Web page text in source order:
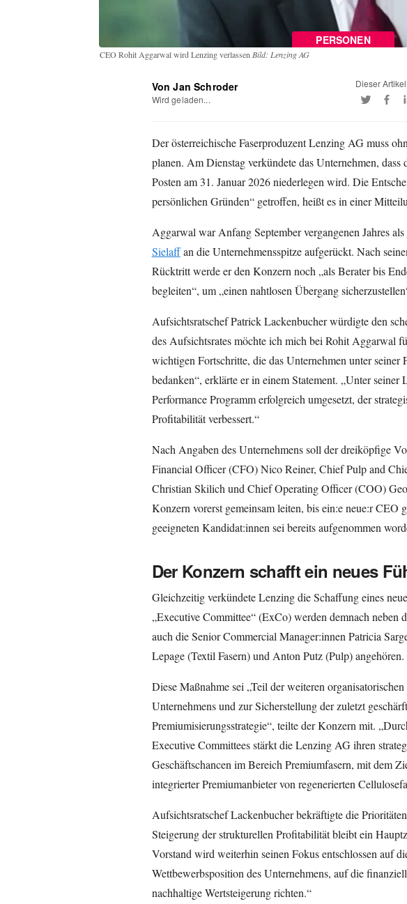
PERSONEN
CEO Rohit Aggarwal wird Lenzing verlassen Bild: Lenzing AG
Von Jan Schroder
Wird geladen...
Dieser
Der österreichische Faserproduzent Lenzing AG muss
planen. Am Dienstag verkündete das Unternehmen, dass
Posten am 31. Januar 2026 niederlegen wird. Die
persönlichen Gründen“ getroffen, heißt es in einer
Aggarwal war Anfang September vergangenen Jahres als
Sielaffan die Unternehmensspitze aufgerückt. Nach
Rücktritt werde er den Konzern noch „als Berater bis
begleiten“, um „einen nahtlosen Übergang
Aufsichtsratschef Patrick Lackenbucher würdigte den
des Aufsichtsrates möchte ich mich bei Rohit Aggarwal
wichtigen Fortschritte, die das Unternehmen unter seiner
bedanken“, erklärte er in einem Statement. „Unter seiner
Performance Programm erfolgreich umgesetzt, der
Profitabilität verbessert.“
Nach Angaben des Unternehmens soll der dreiköpfige
Financial Officer (CFO) Nico Reiner, Chief Pulp and
Christian Skilich und Chief Operating Officer (COO)
Konzern vorerst gemeinsam leiten, bis ein:e neue:r CEO
geeigneten Kandidat:innen sei bereits aufgenommen
Der Konzern schafft ein neues
Gleichzeitig verkündete Lenzing die Schaffung eines
„Executive Committee“ (ExCo) werden demnach neben
auch die Senior Commercial Manager:innen Patricia
Lepage (Textil Fasern) und Anton Putz (Pulp) angehören.
Diese Maßnahme sei „Teil der weiteren
Unternehmens und zur Sicherstellung der zuletzt
Premiumisierungsstrategie“, teilte der Konzern mit.
Executive Committees stärkt die Lenzing AG ihren
Geschäftschancen im Bereich Premiumfasern, mit dem
integrierter Premiumanbieter von regenerierten
Aufsichtsratschef Lackenbucher bekräftigte die
Steigerung der strukturellen Profitabilität bleibt ein
Vorstand wird weiterhin seinen Fokus entschlossen auf
Wettbewerbsposition des Unternehmens, auf die
nachhaltige Wertsteigerung richten.“